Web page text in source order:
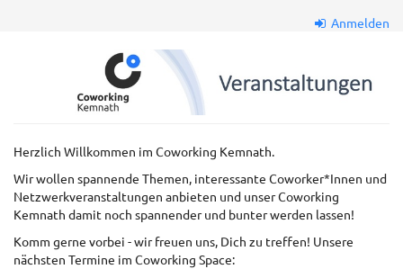
Anmelden
Coworkkem
GmbH
Herzlich Willkommen im Coworking Kemnath.
Wir wollen spannende Themen, interessante Coworker*Innen und
Netzwerkveranstaltungen anbieten und unser Coworking
Kemnath damit noch spannender und bunter werden lassen!
Komm gerne vorbei - wir freuen uns, Dich zu treffen! Unsere
nächsten Termine im Coworking Space: